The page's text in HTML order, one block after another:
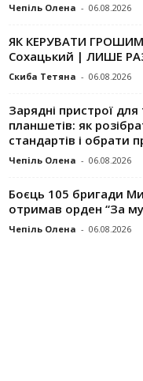
Чепіль Олена - 06.08.2026
ЯК КЕРУВАТИ
Сохацький | ЛИШЕ
Скиба Тетяна - 06.08.2026
Зарядні пристрої для
планшетів: як
стандартів і обрати
Чепіль Олена - 06.08.2026
Боєць 105 бригади
отримав орден “За
Чепіль Олена - 06.08.2026